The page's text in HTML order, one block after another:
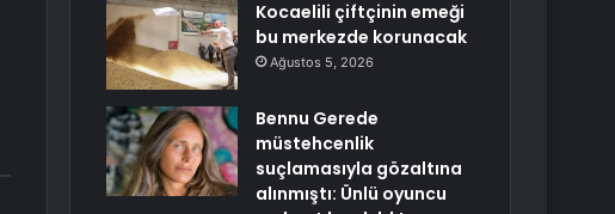
Kocaelili çiftçinin emeği
bu merkezde korunacak
Ağustos 5, 2026
Bennu Gerede
müstehcenlik
suçlamasıyla gözaltına
alınmıştı: Ünlü oyuncu